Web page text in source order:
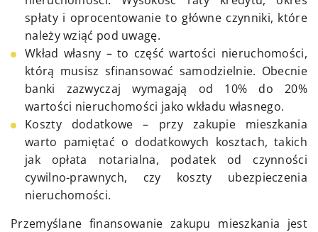
spłaty i oprocentowanie to główne czynniki, które
należy wziąć pod uwagę.
Wkład własny – to część wartości nieruchomości,
którą musisz sfinansować samodzielnie. Obecnie
banki zazwyczaj wymagają od 10% do 20%
wartości nieruchomości jako wkładu własnego.
Koszty dodatkowe – przy zakupie mieszkania
warto pamiętać o dodatkowych kosztach, takich
jak opłata notarialna, podatek od czynności
cywilno-prawnych, czy koszty ubezpieczenia
nieruchomości.
Przemyślane finansowanie zakupu mieszkania jest